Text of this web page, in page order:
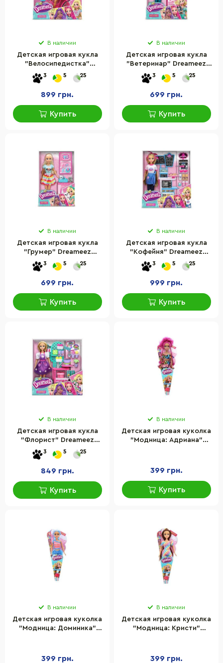
В наличии
Детская игровая кукла
"Велосипедистка"
Dreameez FV81023
аксессуары в комплекте
30 см
3 5 25
899 грн.
Купить
В наличии
Детская игровая кукла
"Ветеринар" Dreameez
FV81053 аксессуары в
комплекте 30 см
3 5 25
699 грн.
Купить
В наличии
Детская игровая кукла
"Грумер" Dreameez
FV81027 аксессуары в
комплекте 30 см
3 5 25
699 грн.
Купить
В наличии
Детская игровая кукла
"Кофейня" Dreameez
FV81002 аксессуары в
комплекте 30 см
3 5 25
999 грн.
Купить
В наличии
Детская игровая кукла
"Флорист" Dreameez
FV81015 аксессуары в
комплекте 30 см
3 5 25
849 грн.
Купить
В наличии
Детская игровая куколка
"Модница: Адриана"
399 грн.
Купить
В наличии
Детская игровая куколка
"Модница: Доминика"
399 грн.
В наличии
Детская игровая куколка
"Модница: Кристи"
399 грн.